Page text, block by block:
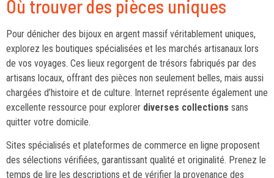
Où trouver des pièces uniques
Pour dénicher des bijoux en argent massif véritablement uniques,
explorez les boutiques spécialisées et les marchés artisanaux lors
de vos voyages. Ces lieux regorgent de trésors fabriqués par des
artisans locaux, offrant des pièces non seulement belles, mais aussi
chargées d’histoire et de culture. Internet représente également une
excellente ressource pour explorer diverses collections sans
quitter votre domicile.
Sites spécialisés et plateformes de commerce en ligne proposent
des sélections vérifiées, garantissant qualité et originalité. Prenez le
temps de lire les descriptions et de vérifier la provenance des